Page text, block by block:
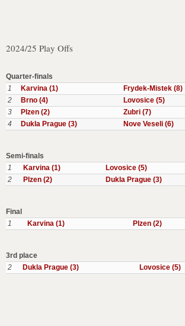
2024/25 Play Offs
Quarter-finals
1
Karvina (1) Frydek-Mistek (8)
2
Brno (4) Lovosice (5)
3
Plzen (2) Zubri (7)
4
Dukla Prague (3) Nove Veseli (6)
Semi-finals
1
Karvina (1) Lovosice (5)
2
Plzen (2) Dukla Prague (3)
Final
1
Karvina (1) Plzen (2)
3rd place
2
Dukla Prague (3) Lovosice (5)